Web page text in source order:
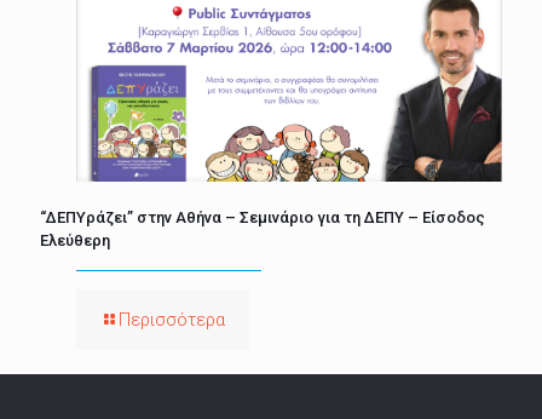
“ΔΕΠΥράζει” στην Αθήνα – Σεμινάριο για τη ΔΕΠΥ – Είσοδος
Ελεύθερη
Περισσότερα